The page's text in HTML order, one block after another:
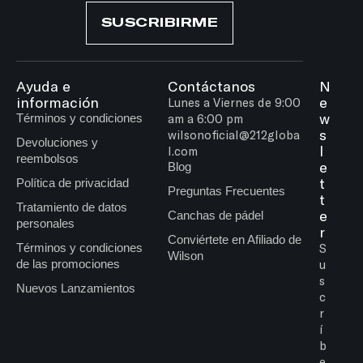
SUSCRIBIRME
Ayuda e
información
Términos y condiciones
Devoluciones y
reembolsos
Política de privacidad
Tratamiento de datos
personales
Términos y condiciones
de las promociones
Nuevos Lanzamientos
Contáctanos
Lunes a Viernes de 9:00
am a 6:00 pm
wilsonoficial@212globa
l.com
Blog
Preguntas Frecuentes
Canchas de pádel
Conviértete en Afiliado de
Wilson
N
e
w
s
l
e
t
t
e
r
S
u
s
c
r
í
b